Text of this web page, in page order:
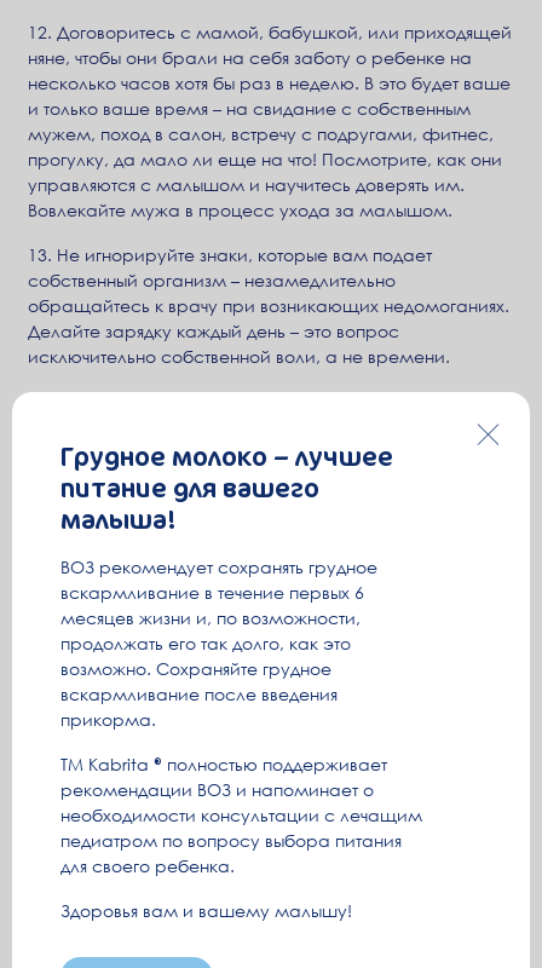
12. Договоритесь с мамой, бабушкой, или приходящей
няне, чтобы они брали на себя заботу о ребенке на
несколько часов хотя бы раз в неделю. В это будет ваше
и только ваше время – на свидание с собственным
мужем, поход в салон, встречу с подругами, фитнес,
прогулку, да мало ли еще на что! Посмотрите, как они
управляются с малышом и научитесь доверять им.
Вовлекайте мужа в процесс ухода за малышом.
13. Не игнорируйте знаки, которые вам подает
собственный организм – незамедлительно
обращайтесь к врачу при возникающих недомоганиях.
Делайте зарядку каждый день – это вопрос
исключительно собственной воли, а не времени.
салоны, покупайте себе новую одежду и никогда не
носите дома старые вещи. Если вы не позаботитесь о
себе, то это грозит стать моделью отношений в семье.
15. Заботьтесь о своем развитии – слушайте
фильмы, читайте книги, ходите на выставки. Если вам
нравится работать, найдите возможность совмещать
материнство и работу. Это поможет вам не
превратиться в «клушу» и остаться интересной для
мужа, своих друзей и семьи, а, главное, для своего
ребенка.
Грудное молоко – лучшее
питание для вашего
малыша!
ВОЗ рекомендует сохранять грудное
вскармливание в течение первых 6
месяцев жизни и, по возможности,
продолжать его так долго, как это
возможно. Сохраняйте грудное
вскармливание после введения
прикорма.
ТМ Kabrita
полностью поддерживает
рекомендации ВОЗ и напоминает о
необходимости консультации с лечащим
педиатром по вопросу выбора питания
для своего ребенка.
Здоровья вам и вашему малышу!